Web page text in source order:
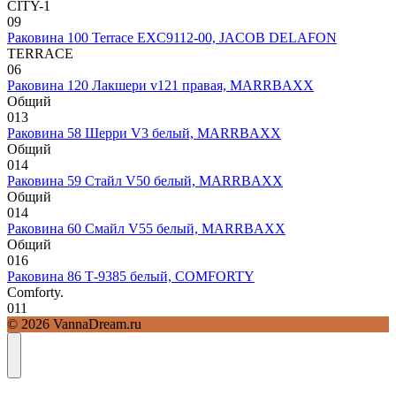
CITY-1
09
Раковина 100 Terrace EXC9112-00, JACOB DELAFON
TERRACE
06
Раковина 120 Лакшери v121 правая, MARRBAXX
Общий
013
Раковина 58 Шерри V3 белый, MARRBAXX
Общий
014
Раковина 59 Стайл V50 белый, MARRBAXX
Общий
014
Раковина 60 Смайл V55 белый, MARRBAXX
Общий
016
Раковина 86 Т-9385 белый, COMFORTY
Comforty.
011
© 2026 VannaDream.ru